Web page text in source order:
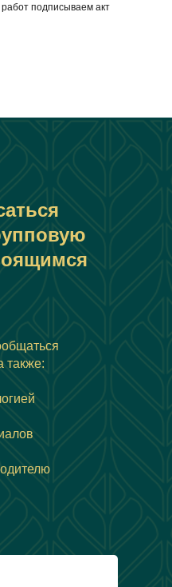
подписываем акт
также: